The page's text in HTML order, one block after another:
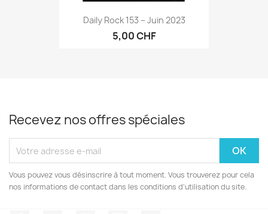
Daily Rock 153 – Juin 2023
5,00 CHF
Recevez nos offres spéciales
Vous pouvez vous désinscrire à tout moment. Vous trouverez pour cela
nos informations de contact dans les conditions d'utilisation du site.